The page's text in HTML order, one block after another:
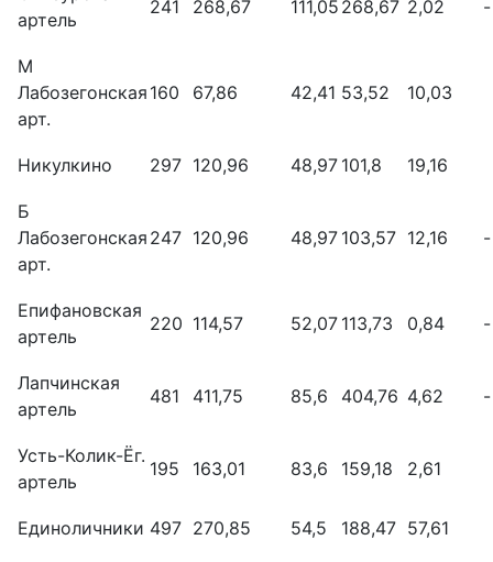
артель
241 268,67 111,05 268,67 2,02 -
М
Лабозегонская
арт.
160 67,86 42,41 53,52 10,03
Никулкино 297 120,96 48,97 101,8 19,16
Б
Лабозегонская
арт.
247 120,96 48,97 103,57 12,16 -
Епифановская
артель
220 114,57 52,07 113,73 0,84 -
Лапчинская
артель
481 411,75 85,6 404,76 4,62 -
Усть-Колик-Ёг.
артель
195 163,01 83,6 159,18 2,61
Единоличники 497 270,85 54,5 188,47 57,61